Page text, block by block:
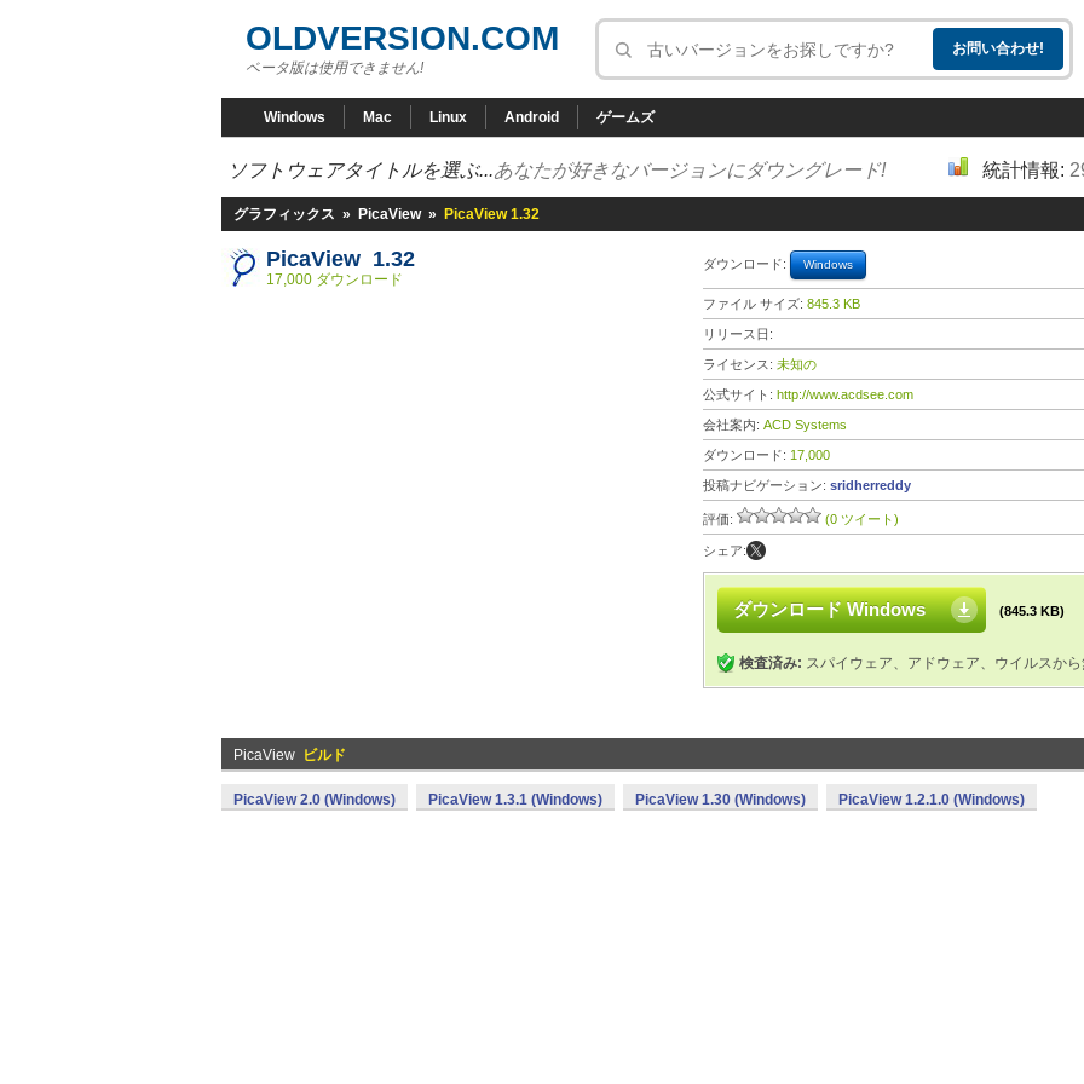
OLDVERSION.COM
ベータ版は使用できません!
Windows Mac Linux Android ゲームズ
ソフトウェアタイトルを選ぶ...あなたが好きなバージョンにダウングレード! 統計情報:
グラフィックス » PicaView » PicaView 1.32
PicaView 1.32
17,000 ダウンロード
ダウンロード: Windows
ファイル サイズ: 845.3 KB
リリース日:
ライセンス: 未知の
公式サイト: http://www.acdsee.com
会社案内: ACD Systems
ダウンロード: 17,000
投稿ナビゲーション: sridherreddy
評価: (0 ツイート)
シェア:
ダウンロード Windows (845.3 KB)
検査済み: スパイウェア、アドウェア、ウイルスか
PicaView ビルド
PicaView 2.0 (Windows) PicaView 1.3.1 (Windows) PicaView 1.30 (Windows) PicaView 1.2.1.0 (Windows)